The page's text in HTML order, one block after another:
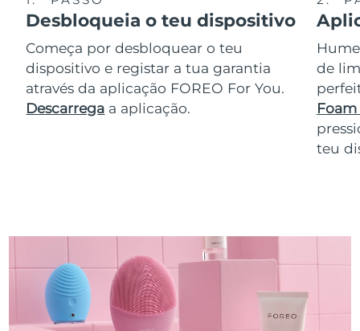
Desbloqueia o teu dispositivo
Começa por desbloquear o teu
dispositivo e registar a tua garantia
através da aplicação FOREO For You.
Descarrega a aplicação.
de
Foam
teu